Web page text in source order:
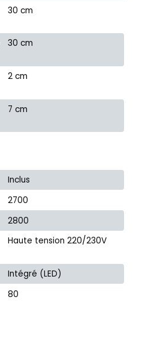
30 cm
30 cm
2 cm
7 cm
Inclus
2700
2800
Haute tension 220/230V
Intégré (LED)
80